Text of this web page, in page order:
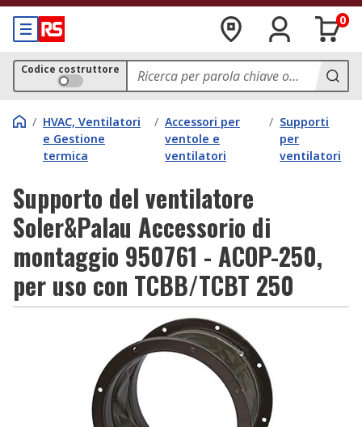
0
Codice costruttore
/ HVAC, Ventilatori
e Gestione
termica
/ Accessori per
ventole e
ventilatori
/ Supporti
per
ventilatori
Supporto del ventilatore
Soler&Palau Accessorio di
montaggio 950761 - ACOP-250,
per uso con TCBB/TCBT 250